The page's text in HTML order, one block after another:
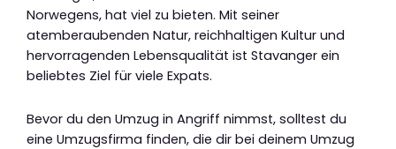
Norwegens, hat viel zu bieten. Mit seiner
atemberaubenden Natur, reichhaltigen Kultur und
hervorragenden Lebensqualität ist Stavanger ein
beliebtes Ziel für viele Expats.
Bevor du den Umzug in Angriff nimmst, solltest du
eine Umzugsfirma finden, die dir bei deinem Umzug